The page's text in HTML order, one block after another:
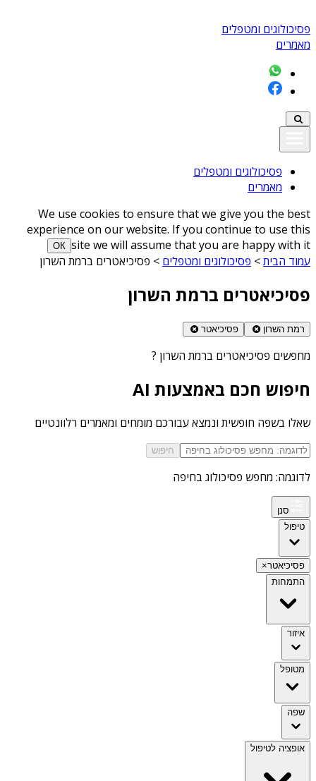
פסיכולוגים ומטפלים
מאמרים
פסיכולוגים ומטפלים
מאמרים
We use cookies to ensure that we give you the best
experience on our website. If you continue to use this
site we will assume that you are happy with it
ОК
עמוד הבית> פסיכולוגים ומטפלים > פסיכיאטרים ברמת השרון
פסיכיאטרים ברמת השרון
רמת השרון פסיכיאטר
מחפשים פסיכיאטרים ברמת השרון ?
חיפוש חכם באמצעות AI
שאלו בשפה חופשית ונמצא עבורכם מומחים ומאמרים רלוונטיים
חיפוש
לדוגמה: מחפש פסיכולוג בחיפה
סנן
טיפול
פסיכיאטר×
התמחות
איזור
מטופל
שפה
אופציה לטיפול